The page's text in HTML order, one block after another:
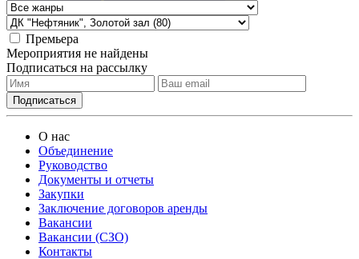
Премьера
Мероприятия не найдены
Подписаться на рассылку
О нас
Объединение
Руководство
Документы и отчеты
Закупки
Заключение договоров аренды
Вакансии
Вакансии (СЗО)
Контакты